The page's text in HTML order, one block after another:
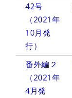
42号
（2021年
10月発
行）
番外編２
（2021年
4月発